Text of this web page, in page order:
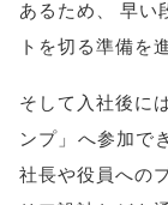
あるため
早い
トを切る準備を
そして入社後に
ンプ」 へ参加で
社長や役員への